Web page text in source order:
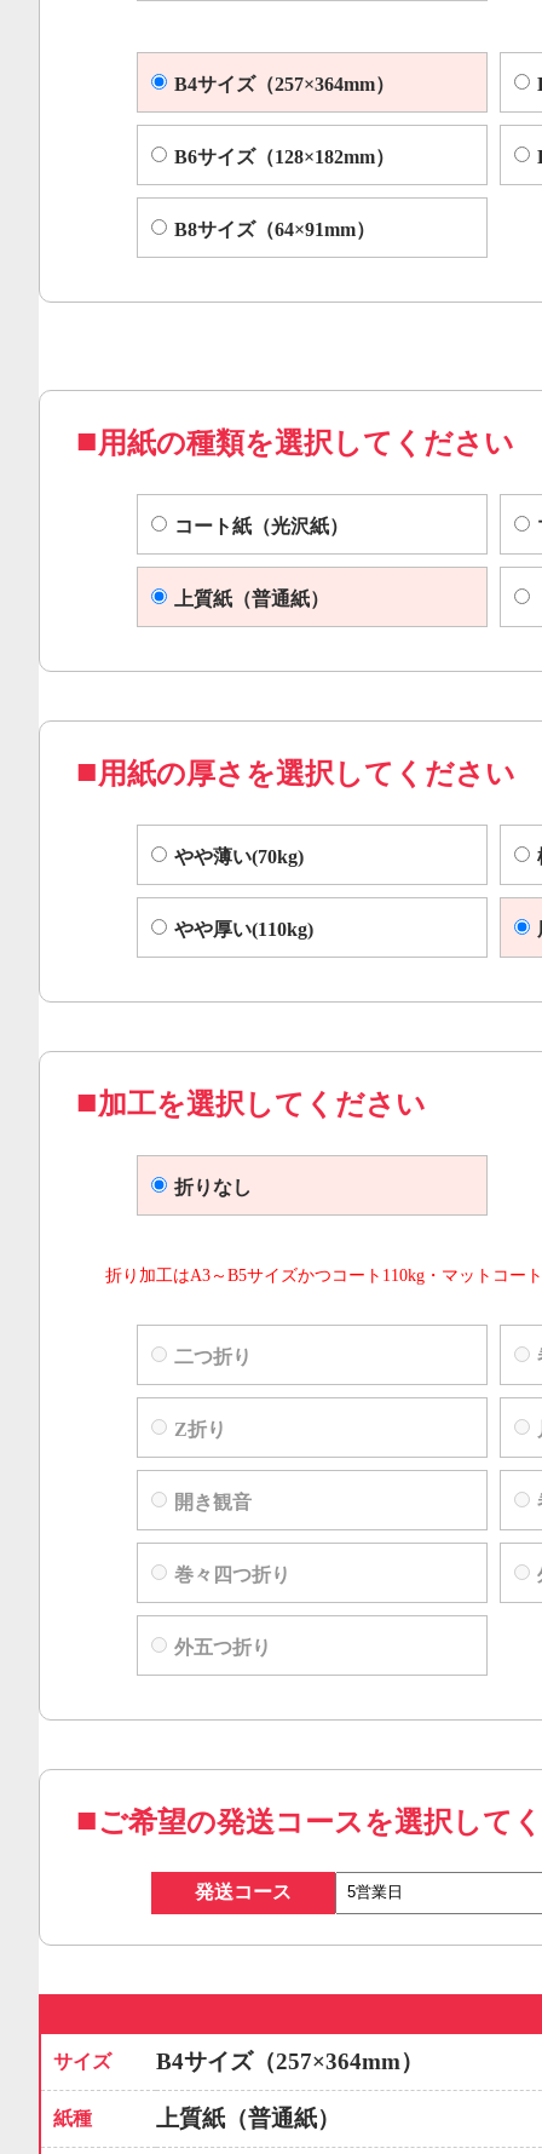
B4サイズ（257×364mm）
B6サイズ（128×182mm）
B8サイズ（64×91mm）
用紙の種類を選択してください
コート紙（光沢紙）
上質紙（普通紙）
用紙の厚さを選択してください
やや薄い(70kg)
やや厚い(110kg)
加工を選択してください
折りなし
折り加工はA3～B5サイズかつコート110kg・マットコー
二つ折り
Z折り
開き観音
巻々四つ折り
外五つ折り
ご希望の発送コースを選択して
発送コース
サイズ B4サイズ（257×364mm）
紙種 上質紙（普通紙）